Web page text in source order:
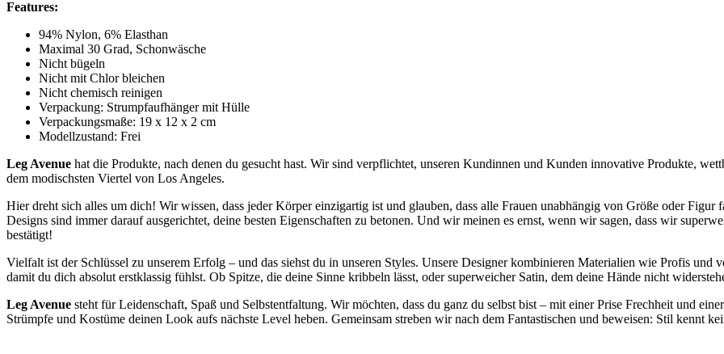
Features:
94% Nylon, 6% Elasthan
Maximal 30 Grad, Schonwäsche
Nicht bügeln
Nicht mit Chlor bleichen
Nicht chemisch reinigen
Verpackung: Strumpfaufhänger mit Hülle
Verpackungsmaße: 19 x 12 x 2 cm
Modellzustand: Frei
Leg Avenue hat die Produkte, nach denen du gesucht hast. Wir sind verpflichtet, unseren Kundinnen und Kunden innovative Produkte,
dem modischsten Viertel von Los Angeles.
Hier dreht sich alles um dich! Wir wissen, dass jeder Körper einzigartig ist und glauben, dass alle Frauen unabhängig von Größe oder Figur
Designs sind immer darauf ausgerichtet, deine besten Eigenschaften zu betonen. Und wir meinen es ernst, wenn wir sagen, dass wir
bestätigt!
Vielfalt ist der Schlüssel zu unserem Erfolg – und das siehst du in unseren Styles. Unsere Designer kombinieren Materialien wie Profis und
damit du dich absolut erstklassig fühlst. Ob Spitze, die deine Sinne kribbeln lässt, oder superweicher Satin, dem deine Hände nicht
Leg Avenue steht für Leidenschaft, Spaß und Selbstentfaltung. Wir möchten, dass du ganz du selbst bist – mit einer Prise Frechheit und
Strümpfe und Kostüme deinen Look aufs nächste Level heben. Gemeinsam streben wir nach dem Fantastischen und beweisen: Stil kennt